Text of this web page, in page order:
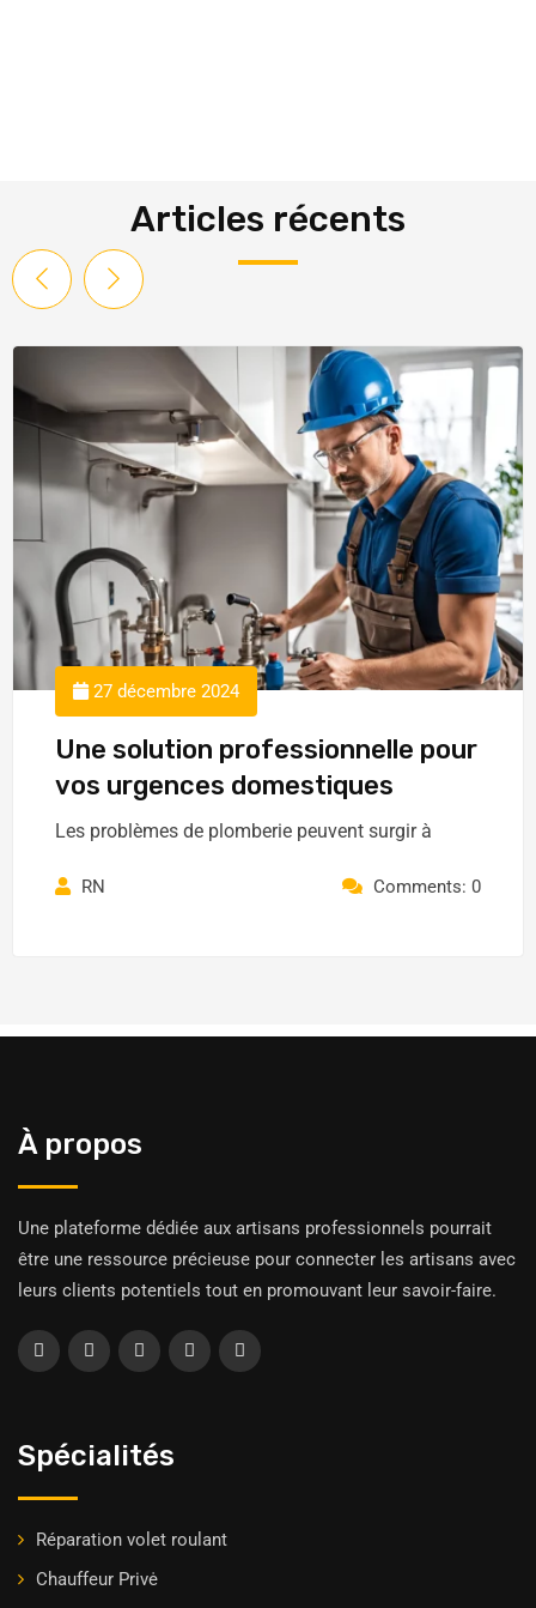
Articles récents
27 décembre 2024
Une solution professionnelle pour
vos urgences domestiques
Les problèmes de plomberie peuvent surgir à
RN Comments: 0
À propos
Une plateforme dédiée aux artisans professionnels pourrait
être une ressource précieuse pour connecter les artisans avec
leurs clients potentiels tout en promouvant leur savoir-faire.
Spécialités
Réparation volet roulant
Chauffeur Privė